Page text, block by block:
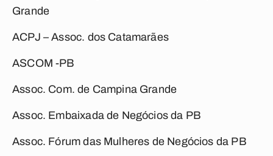
Grande
ACPJ – Assoc. dos Catamarães
ASCOM -PB
Assoc. Com. de Campina Grande
Assoc. Embaixada de Negócios da PB
Assoc. Fórum das Mulheres de Negócios da PB